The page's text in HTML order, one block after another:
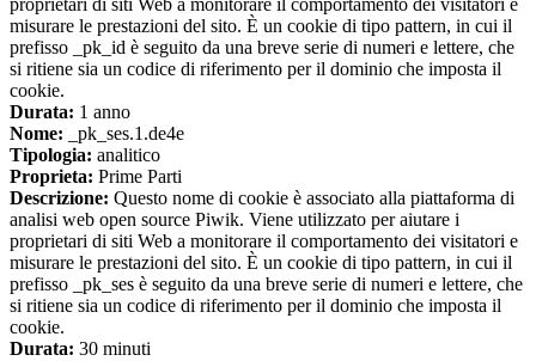
proprietari di siti Web a monitorare il comportamento dei visitatori e
misurare le prestazioni del sito. È un cookie di tipo pattern, in cui il
prefisso _pk_id è seguito da una breve serie di numeri e lettere, che
si ritiene sia un codice di riferimento per il dominio che imposta il
cookie.
Durata: 1 anno
Nome: _pk_ses.1.de4e
Tipologia: analitico
Proprieta: Prime Parti
Descrizione: Questo nome di cookie è associato alla piattaforma di
analisi web open source Piwik. Viene utilizzato per aiutare i
proprietari di siti Web a monitorare il comportamento dei visitatori e
misurare le prestazioni del sito. È un cookie di tipo pattern, in cui il
prefisso _pk_ses è seguito da una breve serie di numeri e lettere, che
si ritiene sia un codice di riferimento per il dominio che imposta il
cookie.
Durata: 30 minuti